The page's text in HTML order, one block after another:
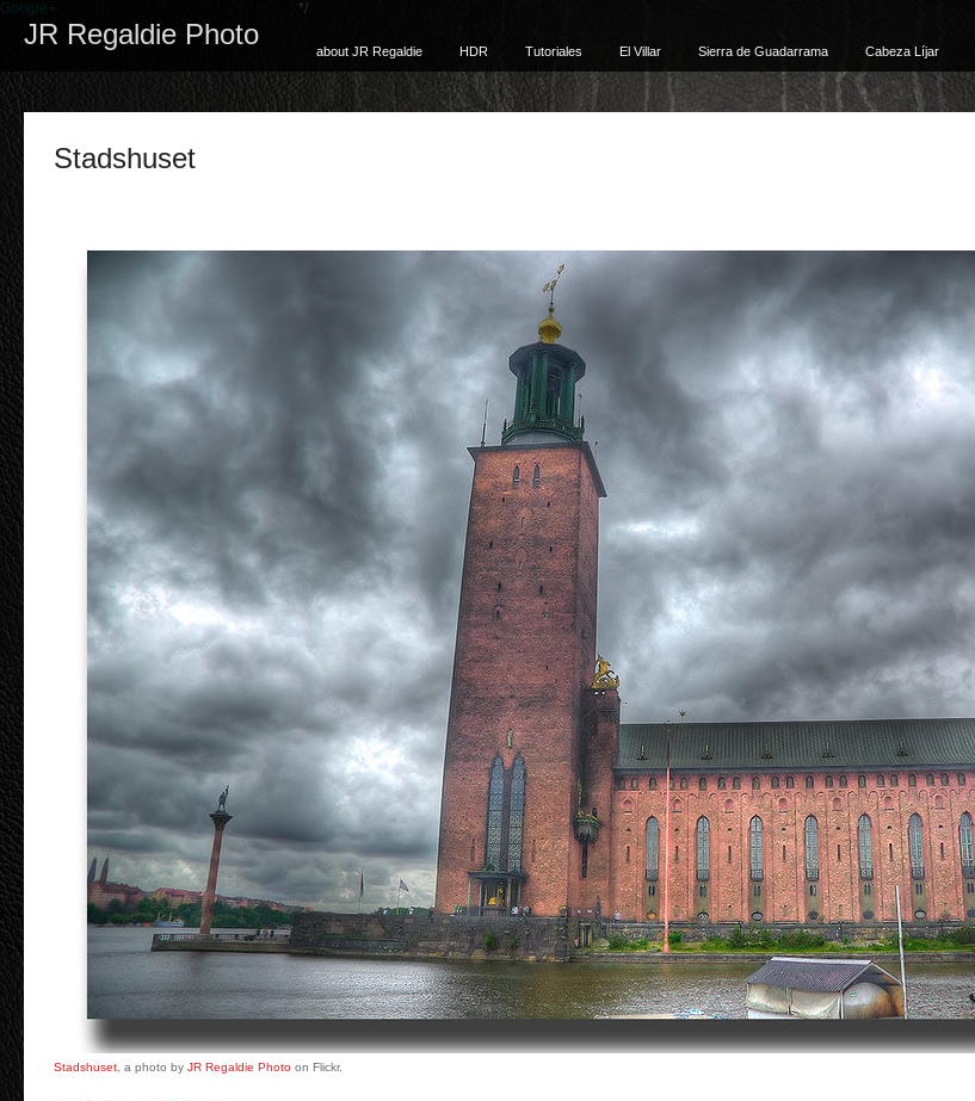
Google+
JR Regaldie Photo
*/
about JR Regaldie HDR Tutoriales El Villar Sierra de Guadarrama Cabeza Líjar
Stadshuset
Stadshuset , a photo by JR Regaldie Photo on Flickr.